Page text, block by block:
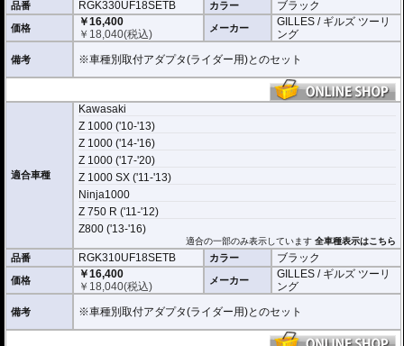
品番 RGK330UF18SETB カラー ブラック
価格
￥16,400
￥ 18,040(税込) メーカー
GILLES / ギルズ ツーリ
ング
備考 ※車種別取付アダプタ(ライダー用)とのセット
適合車種
Kawasaki
Z 1000 ('10-'13)
Z 1000 ('14-'16)
Z 1000 ('17-'20)
Z 1000 SX ('11-'13)
Ninja1000
Z 750 R ('11-'12)
Z800 ('13-'16)
適合の一部のみ表示しています全車種表示はこちら
品番 RGK310UF18SETB カラー ブラック
価格
￥16,400
￥ 18,040(税込) メーカー
GILLES / ギルズ ツーリ
ング
備考 ※車種別取付アダプタ(ライダー用)とのセット